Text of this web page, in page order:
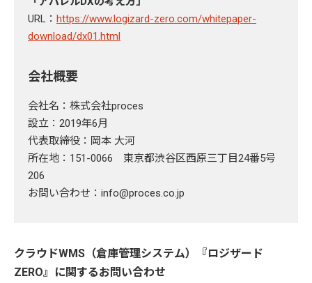
URL： https://www.logizard-zero.com/whitepaper-
download/dx01.html
会社概要
会社名：株式会社proces
設立：2019年6月
代表取締役：岡本 大河
所在地：151-0066 東京都渋谷区西原三丁目24番5号
206
お問い合わせ：info@proces.co.jp
クラウドWMS（倉庫管理システム）『ロジザード
ZERO』に関するお問い合わせ